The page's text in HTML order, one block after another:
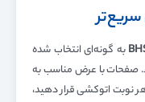
به گونه‌ای انتخاب شده
صفحات با عرض مناسب به
نوبت اتوکشی قرار دهید،